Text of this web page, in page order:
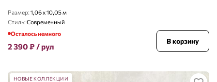
Размер: 1,06 x 10,05 м
Стиль: Современный
Осталось немного
2 390 ₽ / рул
В корзину
НОВЫЕ КОЛЛЕКЦИИ